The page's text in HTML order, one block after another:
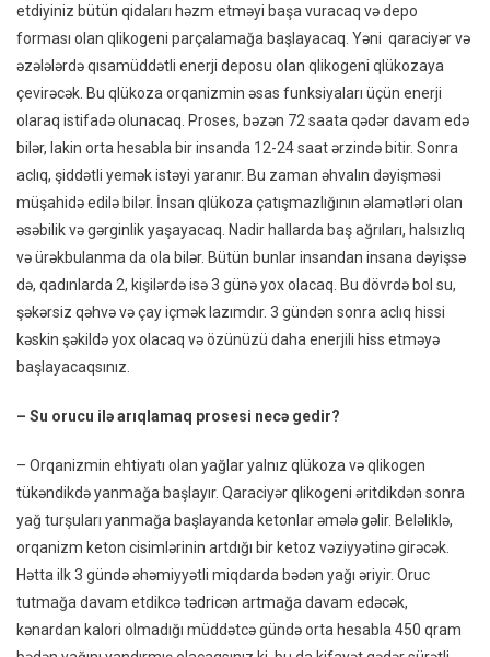
etdiyiniz bütün qidaları həzm etməyi başa vuracaq və depo
forması olan qlikogeni parçalamağa başlayacaq. Yəni qaraciyər və
əzələlərdə qısamüddətli enerji deposu olan qlikogeni qlükozaya
çevirəcək. Bu qlükoza orqanizmin əsas funksiyaları üçün enerji
olaraq istifadə olunacaq. Proses, bəzən 72 saata qədər davam edə
bilər, lakin orta hesabla bir insanda 12-24 saat ərzində bitir. Sonra
aclıq, şiddətli yemək istəyi yaranır. Bu zaman əhvalın dəyişməsi
müşahidə edilə bilər. İnsan qlükoza çatışmazlığının əlamətləri olan
əsəbilik və gərginlik yaşayacaq. Nadir hallarda baş ağrıları, halsızlıq
və ürəkbulanma da ola bilər. Bütün bunlar insandan insana dəyişsə
də, qadınlarda 2, kişilərdə isə 3 günə yox olacaq. Bu dövrdə bol su,
şəkərsiz qəhvə və çay içmək lazımdır. 3 gündən sonra aclıq hissi
kəskin şəkildə yox olacaq və özünüzü daha enerjili hiss etməyə
başlayacaqsınız.
– Su orucu ilə arıqlamaq prosesi necə gedir?
– Orqanizmin ehtiyatı olan yağlar yalnız qlükoza və qlikogen
tükəndikdə yanmağa başlayır. Qaraciyər qlikogeni əritdikdən sonra
yağ turşuları yanmağa başlayanda ketonlar əmələ gəlir. Beləliklə,
orqanizm keton cisimlərinin artdığı bir ketoz vəziyyətinə girəcək.
Hətta ilk 3 gündə əhəmiyyətli miqdarda bədən yağı əriyir. Oruc
tutmağa davam etdikcə tədricən artmağa davam edəcək,
kənardan kalori olmadığı müddətcə gündə orta hesabla 450 qram